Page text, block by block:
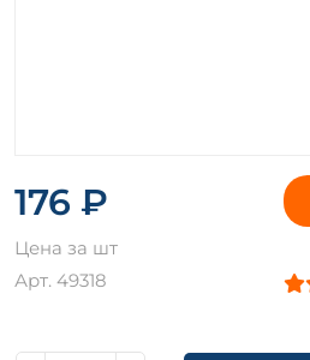
176 ₽
Цена за шт
Арт. 49318